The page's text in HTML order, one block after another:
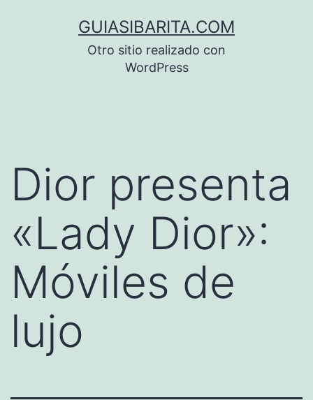
GUIASIBARITA.COM
Otro sitio realizado con
WordPress
Dior presenta
«Lady Dior»:
Móviles de
lujo